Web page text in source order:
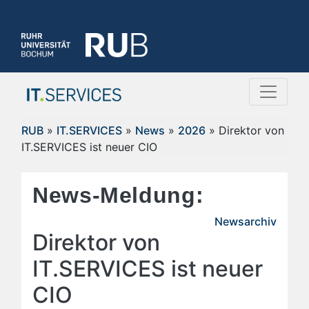
RUB » IT.SERVICES » News » 2026 » Direktor von
IT.SERVICES ist neuer CIO
News-Meldung:
Newsarchiv
Direktor von
IT.SERVICES ist neuer
CIO